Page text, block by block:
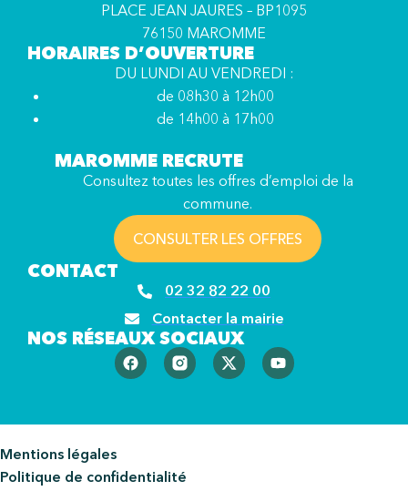
PLACE JEAN JAURES – BP1095
76150 MAROMME
HORAIRES D’OUVERTURE
DU LUNDI AU VENDREDI :
de 08h30 à 12h00
de 14h00 à 17h00
MAROMME RECRUTE
Consultez toutes les offres d’emploi de la
commune.
CONSULTER LES OFFRES
CONTACT
02 32 82 22 00
Contacter la mairie
NOS RÉSEAUX SOCIAUX
Mentions légales
Politique de confidentialité